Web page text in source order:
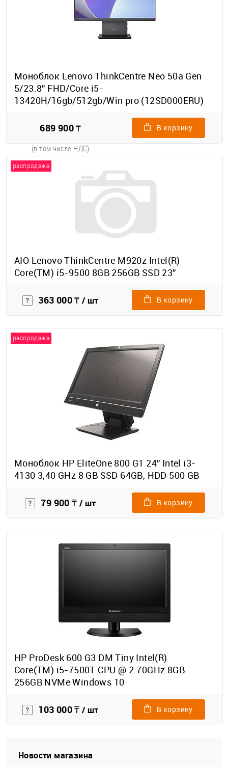
Моноблок Lenovo ThinkCentre Neo 50a Gen
5/23.8" FHD/Core i5-
13420H/16gb/512gb/Win pro (12SD000ERU)
689 900 ₸
(в том числе НДС)
В корзину
распродажа
AIO Lenovo ThinkCentre M920z Intel(R)
Core(TM) i5-9500 8GB 256GB SSD 23"
363 000 ₸/ шт В корзину
распродажа
Моноблок HP EliteOne 800 G1 24" Intel i3-
4130 3,40 GHz 8 GB SSD 64GB, HDD 500 GB
79 900 ₸ / шт В корзину
HP ProDesk 600 G3 DM Tiny Intel(R)
Core(TM) i5-7500T CPU @ 2.70GHz 8GB
256GB NVMe Windows 10
103 000 ₸/ шт В корзину
Новости магазина